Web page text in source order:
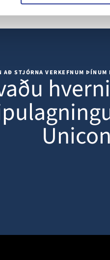
STJÓRNA VERKEFNUM ÞÍNUM